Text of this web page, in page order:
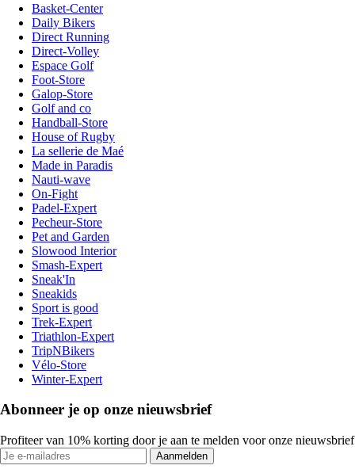
Basket-Center
Daily Bikers
Direct Running
Direct-Volley
Espace Golf
Foot-Store
Galop-Store
Golf and co
Handball-Store
House of Rugby
La sellerie de Maé
Made in Paradis
Nauti-wave
On-Fight
Padel-Expert
Pecheur-Store
Pet and Garden
Slowood Interior
Smash-Expert
Sneak'In
Sneakids
Sport is good
Trek-Expert
Triathlon-Expert
TripNBikers
Vélo-Store
Winter-Expert
Abonneer je op onze nieuwsbrief
Profiteer van 10% korting door je aan te melden voor onze nieuwsbrief
Aanmelden